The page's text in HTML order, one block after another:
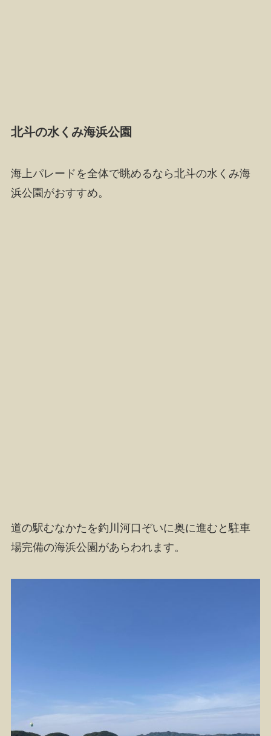
北斗の水くみ海浜公園
海上パレードを全体で眺めるなら北斗の水くみ海
浜公園がおすすめ。
道の駅むなかたを釣川河口ぞいに奥に進むと駐車
場完備の海浜公園があらわれます。